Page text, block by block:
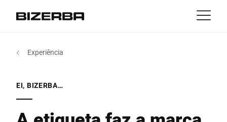
MyBizerba
América
EI, BIZERBA…
Experiência